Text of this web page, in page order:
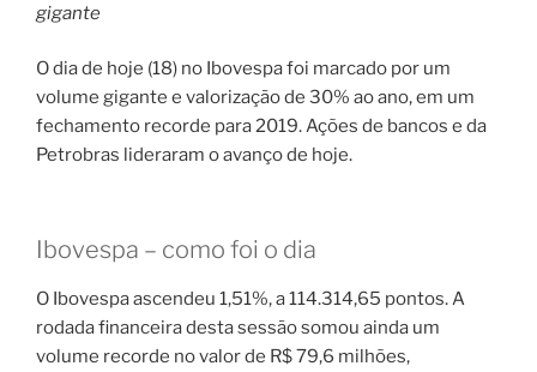
gigante
O dia de hoje (18) no Ibovespa foi marcado por um
volume gigante e valorização de 30% ao ano, em um
fechamento recorde para 2019. Ações de bancos e da
Petrobras lideraram o avanço de hoje.
Ibovespa – como foi o dia
O Ibovespa ascendeu 1,51%, a 114.314,65 pontos. A
rodada financeira desta sessão somou ainda um
volume recorde no valor de R$ 79,6 milhões,